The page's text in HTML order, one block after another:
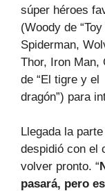
súper héroes
(Woody de
Spiderman,
Thor, Iron Man,
de “El tigre y el
dragón”) para
Llegada la
despidió con el
volver pronto. “
pasará, pero